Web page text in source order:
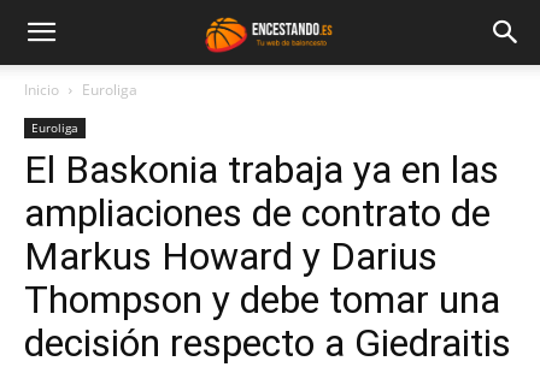
Inicio Euroliga
Euroliga
El Baskonia trabaja ya en las
ampliaciones de contrato de
Markus Howard y Darius
Thompson y debe tomar una
decisión respecto a Giedraitis